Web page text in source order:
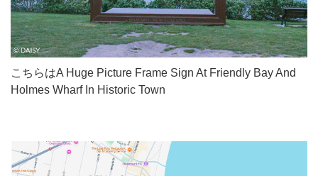
こちらはA Huge Picture Frame Sign At Friendly Bay And
Holmes Wharf In Historic Town